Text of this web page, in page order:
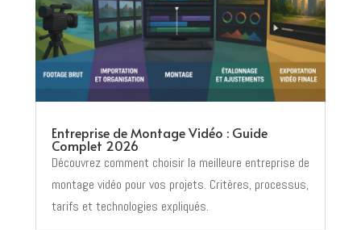
Entreprise de Montage Vidéo : Guide
Complet 2026
Découvrez comment choisir la meilleure entreprise de
montage vidéo pour vos projets. Critères, processus,
tarifs et technologies expliqués.